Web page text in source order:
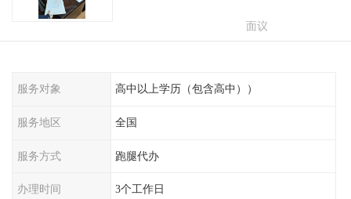
面议
服务对象 高中以上学历（包含高中））
服务地区 全国
服务方式 跑腿代办
办理时间 3个工作日